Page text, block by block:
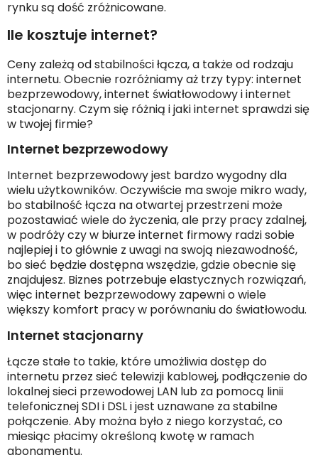
rynku są dość zróżnicowane.
Ile kosztuje internet?
Ceny zależą od stabilności łącza, a także od rodzaju
internetu. Obecnie rozróżniamy aż trzy typy: internet
bezprzewodowy, internet światłowodowy i internet
stacjonarny. Czym się różnią i jaki internet sprawdzi się
w twojej firmie?
Internet bezprzewodowy
Internet bezprzewodowy jest bardzo wygodny dla
wielu użytkowników. Oczywiście ma swoje mikro wady,
bo stabilność łącza na otwartej przestrzeni może
pozostawiać wiele do życzenia, ale przy pracy zdalnej,
w podróży czy w biurze internet firmowy radzi sobie
najlepiej i to głównie z uwagi na swoją niezawodność,
bo sieć będzie dostępna wszędzie, gdzie obecnie się
znajdujesz. Biznes potrzebuje elastycznych rozwiązań,
więc internet bezprzewodowy zapewni o wiele
większy komfort pracy w porównaniu do światłowodu.
Internet stacjonarny
Łącze stałe to takie, które umożliwia dostęp do
internetu przez sieć telewizji kablowej, podłączenie do
lokalnej sieci przewodowej LAN lub za pomocą linii
telefonicznej SDI i DSL i jest uznawane za stabilne
połączenie. Aby można było z niego korzystać, co
miesiąc płacimy określoną kwotę w ramach
abonamentu.